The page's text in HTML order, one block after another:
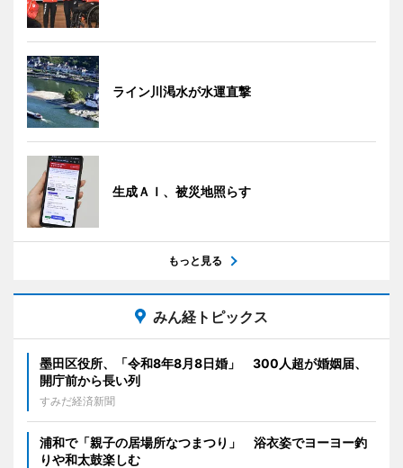
ライン川渇水が水運直撃
生成ＡＩ、被災地照らす
もっと見る
みん経トピックス
墨田区役所、「令和8年8月8日婚」 300人超が婚姻届、
開庁前から長い列
すみだ経済新聞
浦和で「親子の居場所なつまつり」 浴衣姿でヨーヨー釣
りや和太鼓楽しむ